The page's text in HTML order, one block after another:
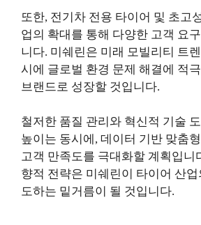
또한, 전기차 전용 타이어 및 초고
업의 확대를 통해 다양한 고객 요
니다. 미쉐린은 미래 모빌리티 트
시에 글로벌 환경 문제 해결에 적
브랜드로 성장할 것입니다.
철저한 품질 관리와 혁신적 기술
높이는 동시에, 데이터 기반 맞춤
고객 만족도를 극대화할 계획입니
향적 전략은 미쉐린이 타이어 산
도하는 밑거름이 될 것입니다.